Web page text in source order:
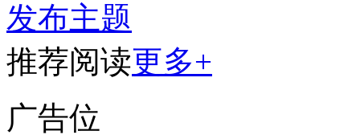
发布主题
推荐阅读更多+
广告位